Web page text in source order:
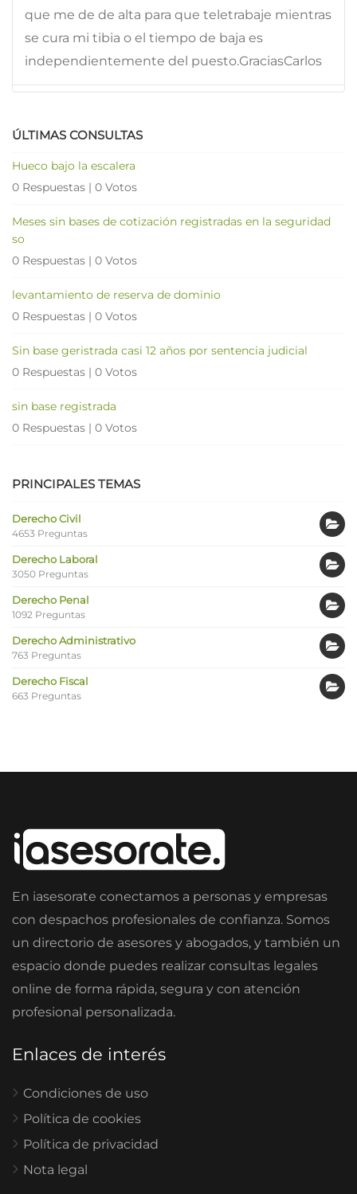
que me de de alta para que teletrabaje mientras
se cura mi tibia o el tiempo de baja es
independientemente del puesto.GraciasCarlos
ÚLTIMAS CONSULTAS
Hueco bajo la escalera
0 Respuestas | 0 Votos
Meses sin bases de cotización registradas en la seguridad
so
0 Respuestas | 0 Votos
levantamiento de reserva de dominio
0 Respuestas | 0 Votos
Sin base geristrada casi 12 años por sentencia judicial
0 Respuestas | 0 Votos
sin base registrada
0 Respuestas | 0 Votos
PRINCIPALES TEMAS
Derecho Civil
4653 Preguntas
Derecho Laboral
3050 Preguntas
Derecho Penal
1092 Preguntas
Derecho Administrativo
763 Preguntas
Derecho Fiscal
663 Preguntas
En iasesorate conectamos a personas y empresas
con despachos profesionales de confianza. Somos
un directorio de asesores y abogados, y también un
espacio donde puedes realizar consultas legales
online de forma rápida, segura y con atención
profesional personalizada.
Enlaces de interés
Condiciones de uso
Política de cookies
Política de privacidad
Nota legal